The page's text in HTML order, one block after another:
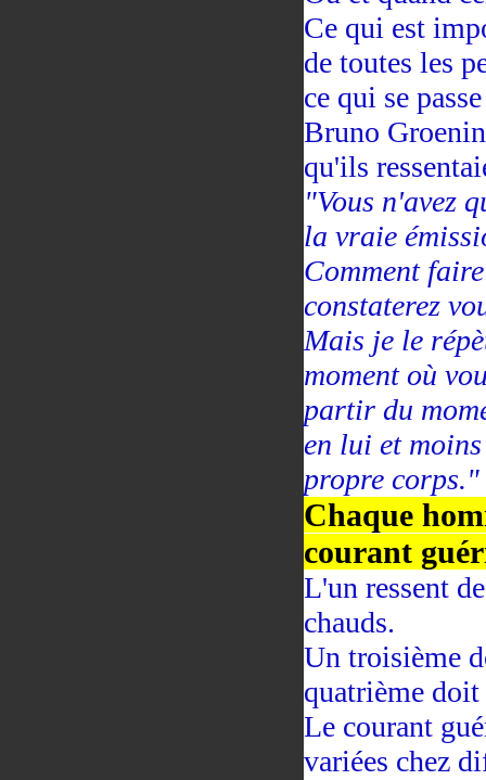
Ce qui est
de toutes les
ce qui se
Bruno
qu'ils
"Vous n'avez
la vraie
Comment
constaterez
Mais je le
moment où
partir du
en lui et
propre corps."
Chaque
courant
L'un ressent
chauds.
Un troisième
quatrième doit
Le courant
variées chez